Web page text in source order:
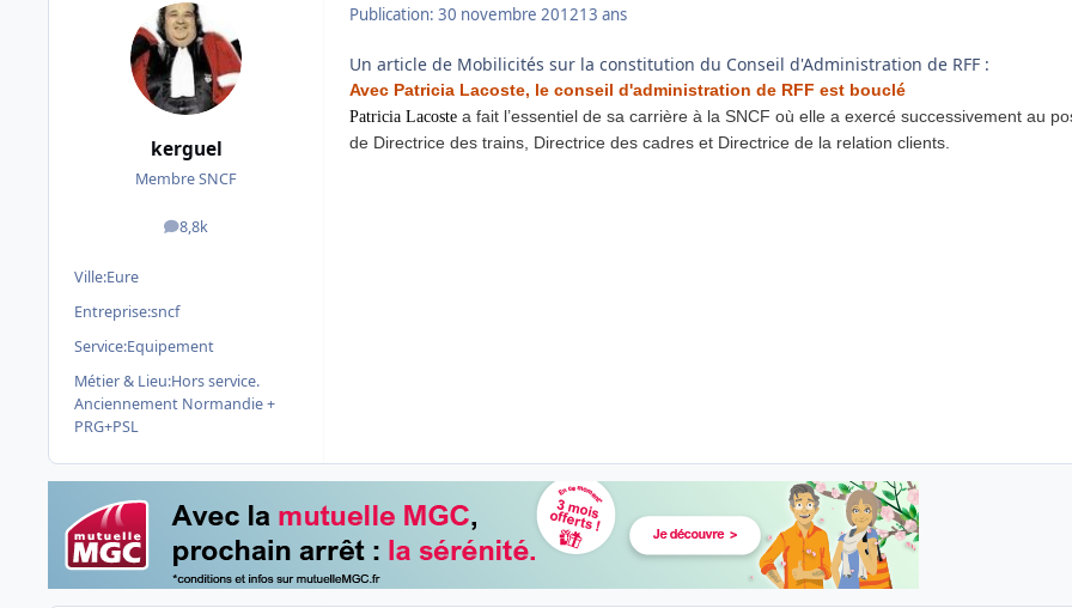
kerguel
Membre SNCF
8,8k
messages
Ville:Eure
Entreprise:sncf
Service:Equipement
Métier & Lieu:Hors service.
Anciennement Normandie +
PRG+PSL
Publication: 30 novembre 201213 ans
Un article de Mobilicités sur la constitution du Conseil d'Administration de RFF :
Avec Patricia Lacoste, le conseil d'administration de RFF est bouclé
Patricia Lacoste a fait l’essentiel de sa carrière à la SNCF où elle a exercé successivement au
de Directrice des trains, Directrice des cadres et Directrice de la relation clients.